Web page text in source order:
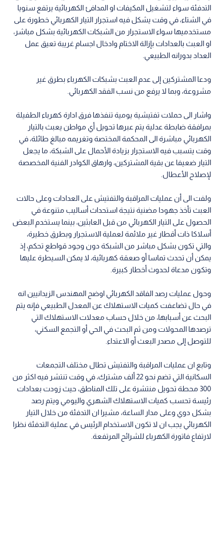
التدفئة سواء لتشغيل المكيفات او المدافئ الكهربائية يرتفع سنويا
في الشتاء، في وقت يشكل فيه استجرار التيار الكهربائي خطورة على
مستخدميها سواء الاستجرار من الشبكات الكهربائية بشكل مباشر،
او العبث بالعدادات بإزالة الاختام وادخال اجسام غريبة تعيق عمل
العداد بدورانه الطبيعي.
ودعا المشتركين إلى عدم العبث بشبكات الكهرباء بطرق غير
مشروعة، وبما لا يرفع من نسب الفقد الكهربائي.
واشار الى حملات تفتيشية يومية تنفذها فرق ادارة كهرباء الطفيلة
بمرافقة ضابطة عدلية يتم عبرها تحويل أي مواطن يعبث بالتيار
الكهربائي مباشرة الى المحكمة المختصة وتغريمه مبالغ طائلة، في
وقت يتسبب فيه الاستجرار بزيادة الأحمال على الشبكة، ما يجعل
التيار ضعيفا عن بقية المشتركين، وارهاق الكوادر الفنية المخصصة
لإصلاح الأعطال.
ولفت الى أن عمليات المراقبة والتفتيش على العدادات وعلى حالات
العبث تأخذ جهودا مضنية نتيجة استحداث أساليب متنوعة في
الحصول على التيار الكهربائي من قبل العابثين، بينما يستخدم البعض
أسلاكا ذات أقطار غير ملائمة لعملية الاستجرار وبطرق خطيرة،
والتي تكون بشكل مباشر من الشبكة دون وجود قواطع تحكم، إذ
يمكن أن تحدث تماسا أو صعقة كهربائية، لا يمكن السيطرة عليها
وتكون مدعاة لحدوث أخطار كبيرة.
وحول عمليات رصد الفاقد الكهربائي اوضح المهندس الزيدانيين انه
في حال تضاعفت كميات الاستهلاك عن المعدل الطبيعي فإنه يتم
البحث عن أسبابها، من خلال حساب معدلات الاستهلاك التي
ترصدها المحولات ومن ثم البحث في الحي أو التجمع السكني،
للتوصل إلى مصدر البعث أو الاعتداء.
وتابع ان عمليات المراقبة والتفتيش تطال مختلف التجمعات
السكانية التي تضم نحو 22 ألف مشترك، في وقت تنتشر فيه اكثر من
300 محطة تحويل منتشرة على تلك المناطق، حيث زودت بعدادات
رئيسة تحسب كميات الاستهلاك الشهري واليومي ويتم رصد
بشكل دوي وعلى مدار الساعة، مشيرا ان التدفئة من خلال التيار
الكهربائي يجب ان لا تكون الاستخدام الرئيس في عملية التدفئة نظرا
لارتفاع فاتورة الكهرباء للشرائح المرتفعة.